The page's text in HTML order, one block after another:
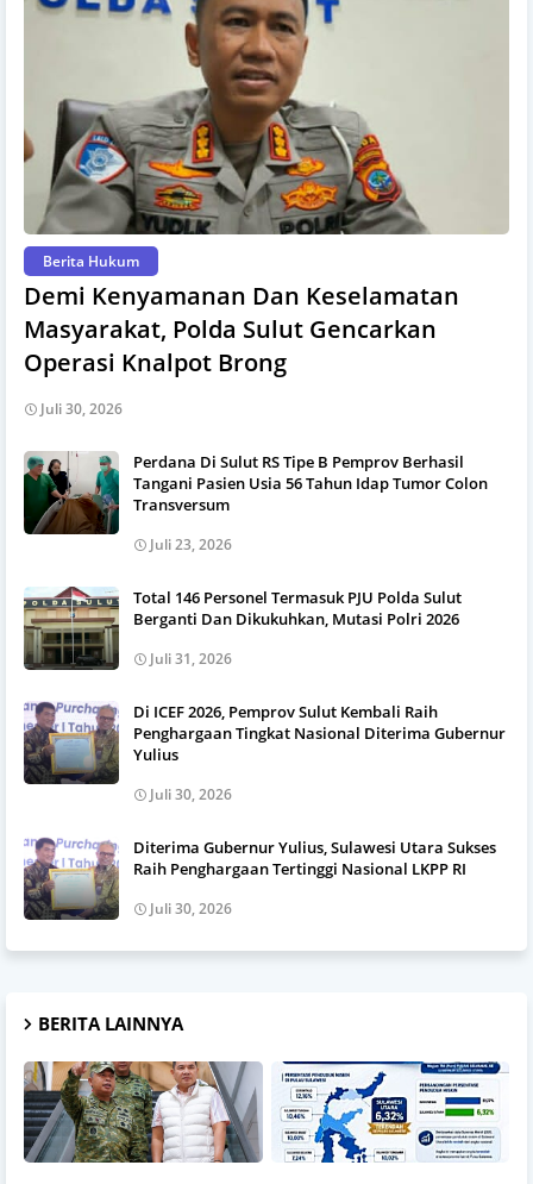
Berita Hukum
Demi Kenyamanan Dan Keselamatan
Masyarakat, Polda Sulut Gencarkan
Operasi Knalpot Brong
Juli 30, 2026
Perdana Di Sulut RS Tipe B Pemprov Berhasil
Tangani Pasien Usia 56 Tahun Idap Tumor Colon
Transversum
Juli 23, 2026
Total 146 Personel Termasuk PJU Polda Sulut
Berganti Dan Dikukuhkan, Mutasi Polri 2026
Juli 31, 2026
Di ICEF 2026, Pemprov Sulut Kembali Raih
Penghargaan Tingkat Nasional Diterima Gubernur
Yulius
Juli 30, 2026
Diterima Gubernur Yulius, Sulawesi Utara Sukses
Raih Penghargaan Tertinggi Nasional LKPP RI
Juli 30, 2026
BERITA LAINNYA